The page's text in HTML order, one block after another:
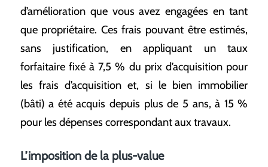
d’amélioration que vous avez engagées en tant
que propriétaire. Ces frais pouvant être estimés,
sans justification, en appliquant un taux
forfaitaire fixé à 7,5 % du prix d’acquisition pour
les frais d’acquisition et, si le bien immobilier
(bâti) a été acquis depuis plus de 5 ans, à 15 %
pour les dépenses correspondant aux travaux.
L’imposition de la plus-value